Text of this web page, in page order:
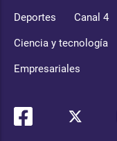
Deportes Canal 4
Ciencia y tecnología
Empresariales